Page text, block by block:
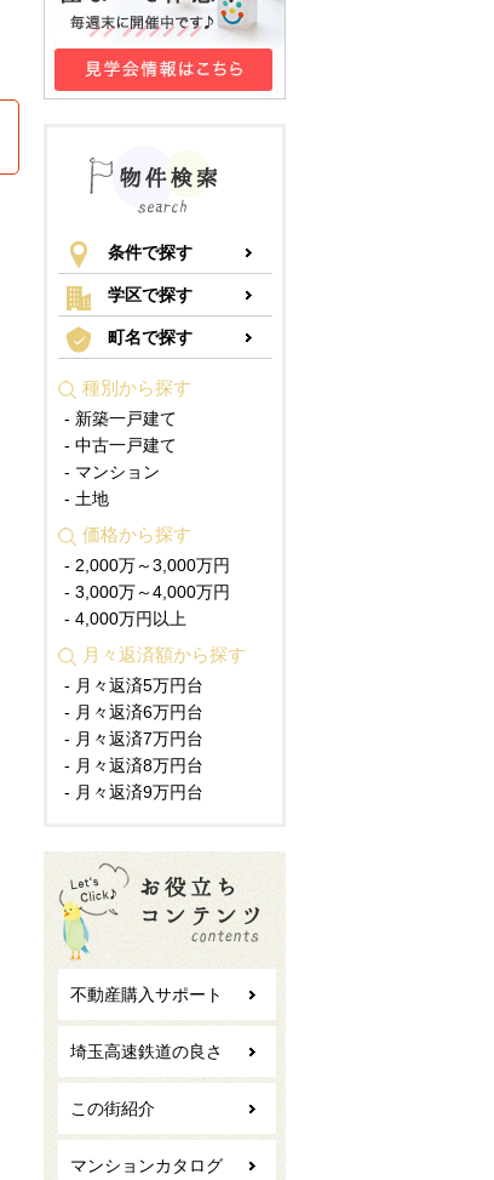
条件で探す
学区で探す
町名で探す
種別から探す
- 新築一戸建て
- 中古一戸建て
- マンション
- 土地
価格から探す
- 2,000万～3,000万円
- 3,000万～4,000万円
- 4,000万円以上
月々返済額から探す
- 月々返済5万円台
- 月々返済6万円台
- 月々返済7万円台
- 月々返済8万円台
- 月々返済9万円台
不動産購入サポート
埼玉高速鉄道の良さ
この街紹介
マンションカタログ